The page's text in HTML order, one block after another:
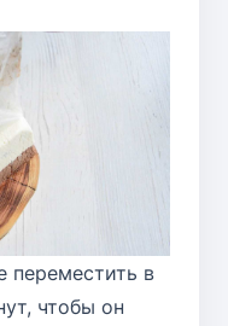
переместить в
чтобы он